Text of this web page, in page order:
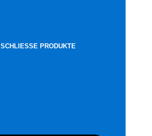
SCHLIESSE PRODUKTE